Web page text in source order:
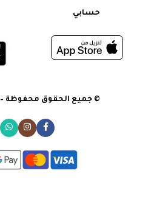
حسابي
© جميع الحقوق محفوظة – essambabil.com